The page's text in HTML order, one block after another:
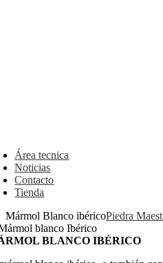
Área tecnica
Noticias
Contacto
Tienda
Mármol Blanco ibéricoPiedra
BLANCO IBÉRICO